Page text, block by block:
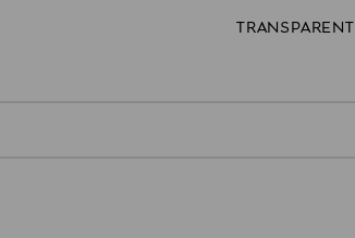
TRANSPARENT